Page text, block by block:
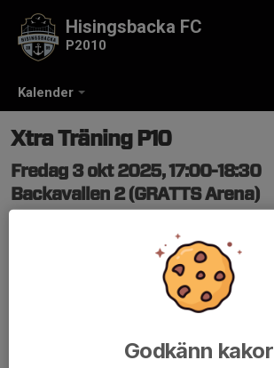
Kalender
Hisingsbacka FC
P2010
Xtra Träning P10
Fredag 3 okt 2025, 17:00-18:30
Backavallen 2 (GRATTS Arena)
P10 och P09 som tillhör P10
* Svarta träningskläder, efter väder.
Godkänn kakor